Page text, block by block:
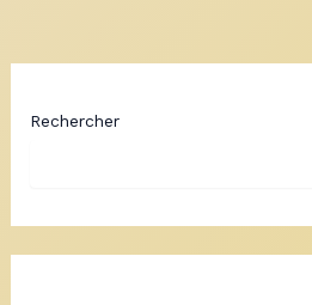
Rechercher